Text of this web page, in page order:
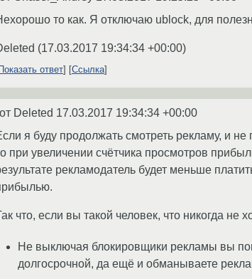
то как. Я отключаю ublock, для
(17.03.2017 19:34:34 +00:00)
Показать ответ Ссылка
от Deleted 17.03.2017 19:34:34 +00:00
я буду продолжать смотреть рекламу, и
при увеличении счётчика просмотров
рекламодатель будет меньше
что, если вы такой человек, что никогда
Не выключая блокировщики рекламы вы
долгосрочной, да ещё и обманываете